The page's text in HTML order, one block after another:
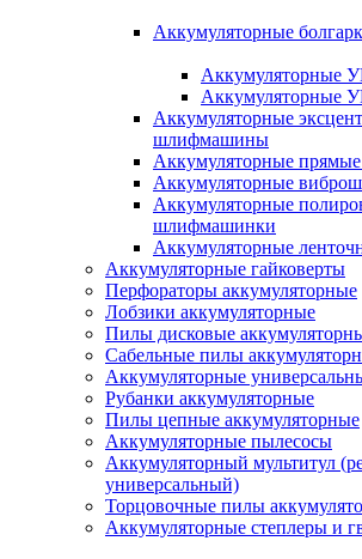
Аккумуляторные
Аккумуляторные
Аккумуляторные
Аккумуляторные
шлифмашины
Аккумуляторные
Аккумуляторные
Аккумуляторные
шлифмашинки
Аккумуляторные
Аккумуляторные гайковерты
Перфораторы аккумуляторные
Лобзики аккумуляторные
Пилы дисковые
Сабельные пилы
Аккумуляторные
Рубанки аккумуляторные
Пилы цепные аккумуляторные
Аккумуляторные пылесосы
Аккумуляторный мультитул
универсальный)
Торцовочные пилы
Аккумуляторные степлеры и